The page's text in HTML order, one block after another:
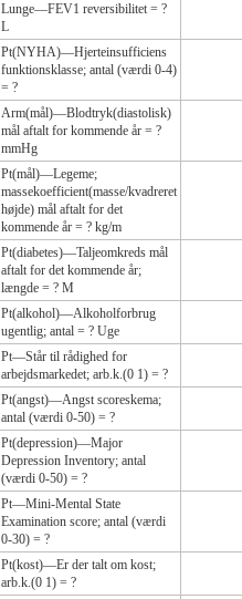
Lunge—FEV1 reversibilitet = ?
L
Pt(NYHA)—Hjerteinsufficiens
funktionsklasse; antal (værdi 0-4)
= ?
Arm(mål)—Blodtryk(diastolisk)
mål aftalt for kommende år = ?
mmHg
Pt(mål)—Legeme;
massekoefficient(masse/kvadreret
højde) mål aftalt for det
kommende år = ? kg/m
Pt(diabetes)—Taljeomkreds mål
aftalt for det kommende år;
længde = ? M
Pt(alkohol)—Alkoholforbrug
ugentlig; antal = ? Uge
Pt—Står til rådighed for
arbejdsmarkedet; arb.k.(0 1) = ?
Pt(angst)—Angst scoreskema;
antal (værdi 0-50) = ?
Pt(depression)—Major
Depression Inventory; antal
(værdi 0-50) = ?
Pt—Mini-Mental State
Examination score; antal (værdi
0-30) = ?
Pt(kost)—Er der talt om kost;
arb.k.(0 1) = ?